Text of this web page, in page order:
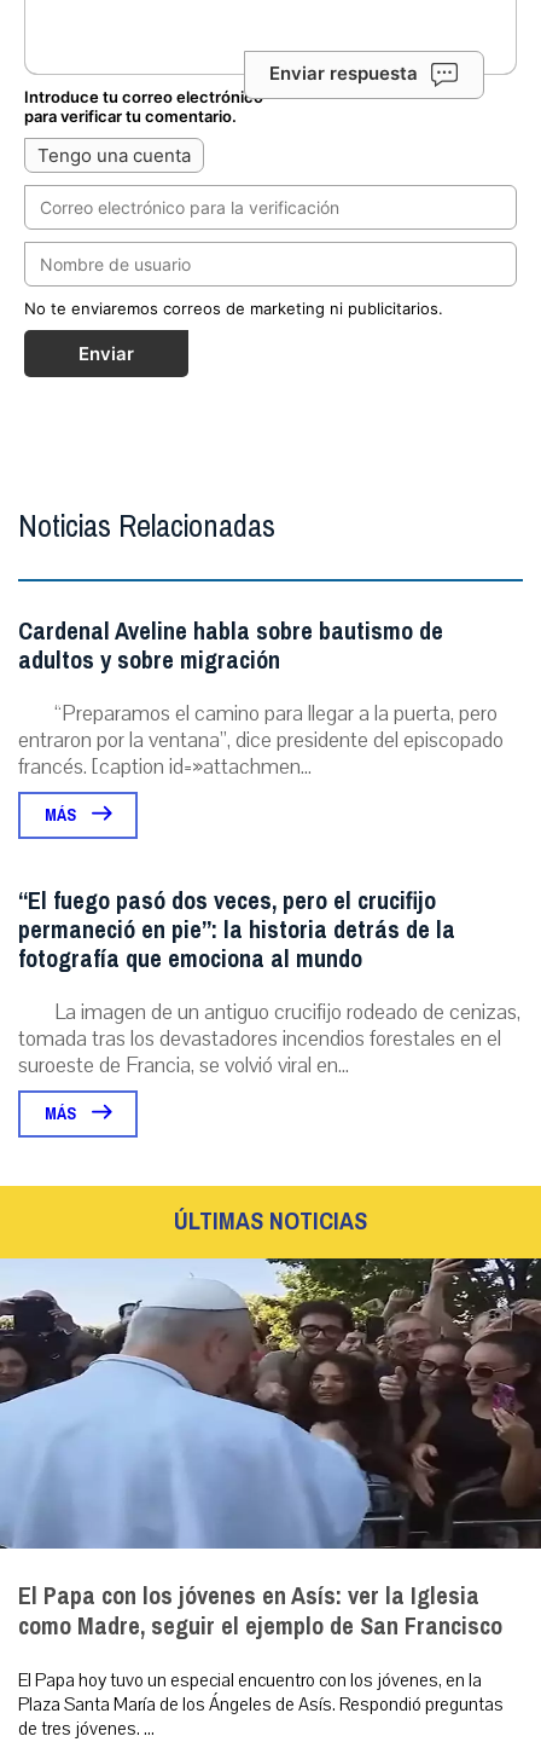
Enviar respuesta
Introduce tu correo electrónico
para verificar tu comentario.
Tengo una cuenta
No te enviaremos correos de marketing ni publicitarios.
Enviar
Noticias Relacionadas
Cardenal Aveline habla sobre bautismo de
adultos y sobre migración
“Preparamos el camino para llegar a la puerta, pero
entraron por la ventana”, dice presidente del episcopado
francés. [caption id=»attachmen...
MÁS
“El fuego pasó dos veces, pero el crucifijo
permaneció en pie”: la historia detrás de la
fotografía que emociona al mundo
La imagen de un antiguo crucifijo rodeado de cenizas,
tomada tras los devastadores incendios forestales en el
suroeste de Francia, se volvió viral en...
MÁS
ÚLTIMAS NOTICIAS
El Papa con los jóvenes en Asís: ver la Iglesia
como Madre, seguir el ejemplo de San Francisco
El Papa hoy tuvo un especial encuentro con los jóvenes, en la
Plaza Santa María de los Ángeles de Asís. Respondió preguntas
de tres jóvenes. ...